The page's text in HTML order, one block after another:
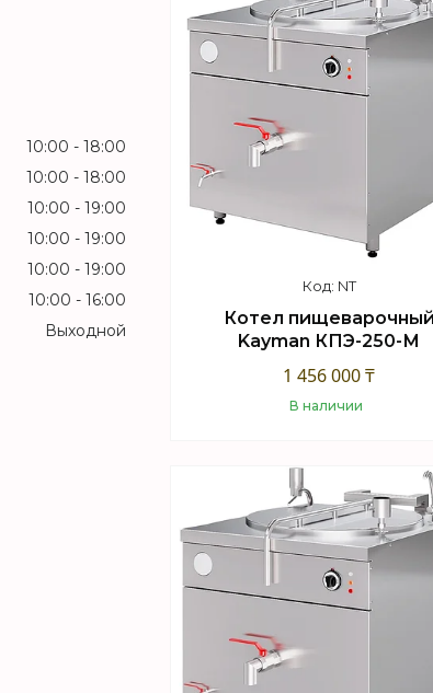
NT
Котел пищеварочный
Kayman КПЭ-250-М
1 456 000 ₸
В наличии
10:00
18:00
10:00
18:00
10:00
19:00
10:00
19:00
10:00
19:00
10:00
16:00
Выходной